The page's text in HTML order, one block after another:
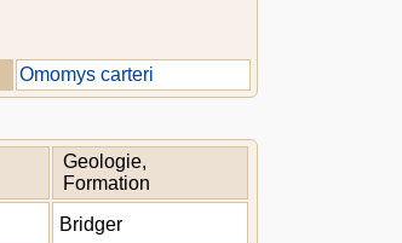
Omomys carteri
Geologie,
Formation
Bridger